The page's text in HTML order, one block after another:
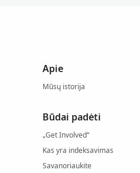
Apie
Mūsų istorija
Būdai padėti
„Get Involved“
Kas yra indeksavimas
Savanoriaukite